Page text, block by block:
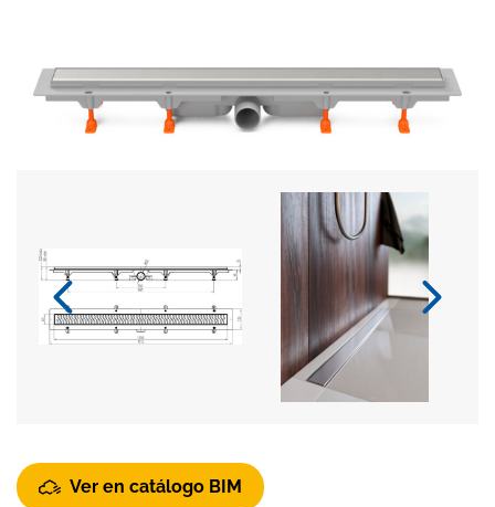
Ver en catálogo BIM